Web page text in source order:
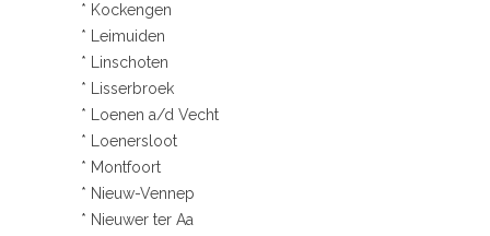
* Kockengen
* Leimuiden
* Linschoten
* Lisserbroek
* Loenen a/d Vecht
* Loenersloot
* Montfoort
* Nieuw-Vennep
* Nieuwer ter Aa